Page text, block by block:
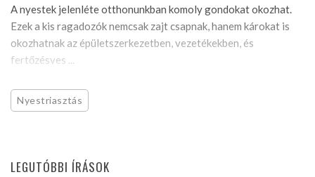
A nyestek jelenléte otthonunkban komoly gondokat okozhat.
Ezek a kis ragadozók nemcsak zajt csapnak, hanem károkat is
okozhatnak az épületszerkezetben, vezetékekben, és
fertőzésves ...
Nyestriasztás
LEGUTÓBBI ÍRÁSOK